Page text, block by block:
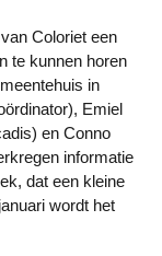
te kunnen horen
in
Emiel
en Conno
informatie
dat een kleine
wordt het